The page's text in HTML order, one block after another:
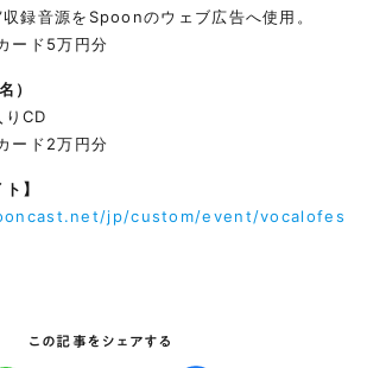
録音源をSpoonのウェブ広告へ使用。
ド5万円分
）
CD
ド2万円分
】
jp/custom/event/vocalofes
この記事をシェアする